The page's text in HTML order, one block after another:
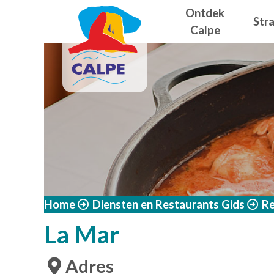
Overslaan en naar de inhoud gaan
Ontdek
Calpe
Home Diensten en Restaurants Gids
La Mar
Adres